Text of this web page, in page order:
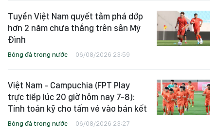
Tuyển Việt Nam quyết tâm phá dớp
hơn 2 năm chưa thắng trên sân Mỹ
Đình
Bóng đá trong nước 06/08/2026 23:59
Việt Nam - Campuchia (FPT Play
trực tiếp lúc 20 giờ hôm nay 7-8):
Tính toán kỹ cho tấm vé vào bán kết
Bóng đá trong nước 06/08/2026 23:27